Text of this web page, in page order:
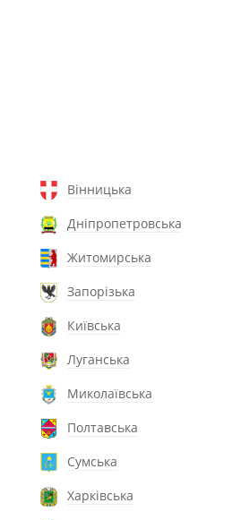
Вінницька
Дніпропетровська
Житомирська
Запорізька
Київська
Луганська
Миколаївська
Полтавська
Сумська
Харківська